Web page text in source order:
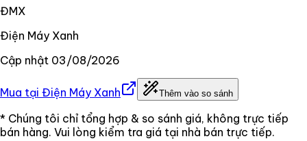
ĐMX
Điện Máy Xanh
Cập nhật 03/08/2026
Mua tại Điện Máy Xanh Thêm vào so sánh
* Chúng tôi chỉ tổng hợp & so sánh giá, không trực tiếp
bán hàng. Vui lòng kiểm tra giá tại nhà bán trực tiếp.